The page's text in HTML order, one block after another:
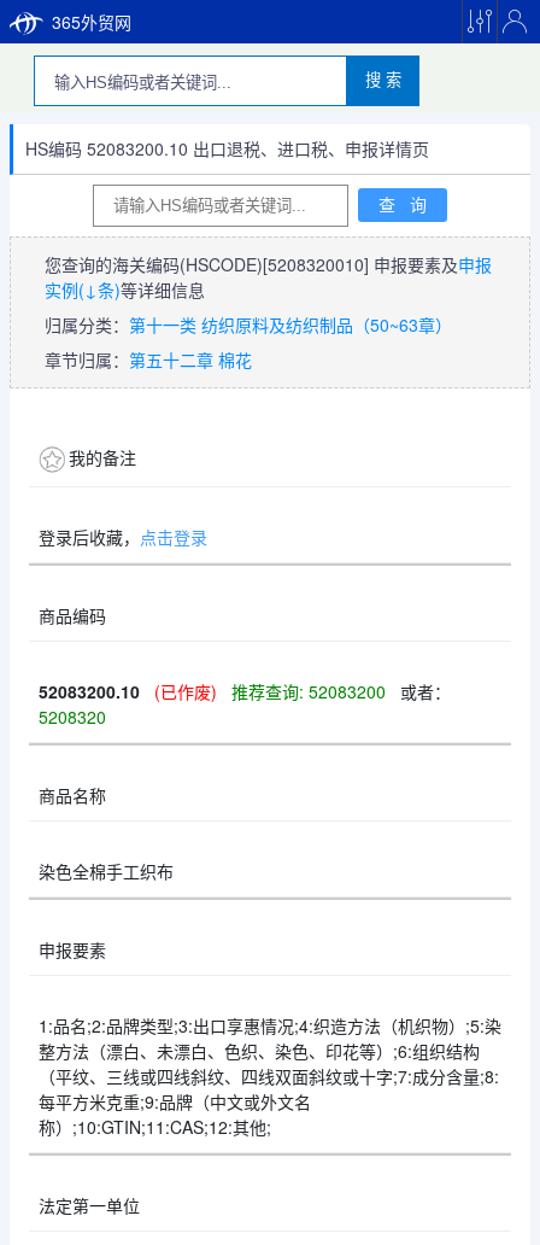
365外贸网
搜 索
HS编码 52083200.10 出口退税、进口税、申报详情页
您查询的海关编码(HSCODE)[5208320010] 申报要素及申报
实例(↓条)等详细信息
归属分类： 第十一类 纺织原料及纺织制品（50~63章）
章节归属： 第五十二章 棉花
我的备注
登录后收藏， 点击登录
商品编码
52083200.10 (已作废) 推荐查询: 52083200 或者：
5208320
商品名称
染色全棉手工织布
申报要素
1:品名;2:品牌类型;3:出口享惠情况;4:织造方法（机织物）;5:染
整方法（漂白、未漂白、色织、染色、印花等）;6:组织结构
（平纹、三线或四线斜纹、四线双面斜纹或十字;7:成分含量;8:
每平方米克重;9:品牌（中文或外文名
称）;10:GTIN;11:CAS;12:其他;
法定第一单位